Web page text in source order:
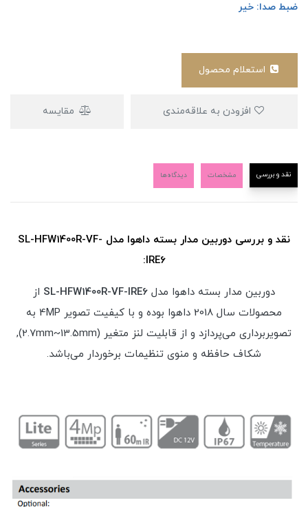
ضبط صدا: خیر
مقایسه
نقد و بررسی مشخصات دیدگاه‌ها
نقد و بررسی دوربین مدار بسته داهوا مدل SL-HFW1400R-VF-
IRE6:
دوربین مدار بسته داهوا مدل SL-HFW1400R-VF-IRE6 از
محصولات سال 2018 داهوا بوده و با کیفیت تصویر 4MP به
تصویربرداری می‌پردازد و از قابلیت لنز متغیر (2.7mm~13.5mm),
شکاف حافظه و منوی تنظیمات برخوردار می‌باشد.